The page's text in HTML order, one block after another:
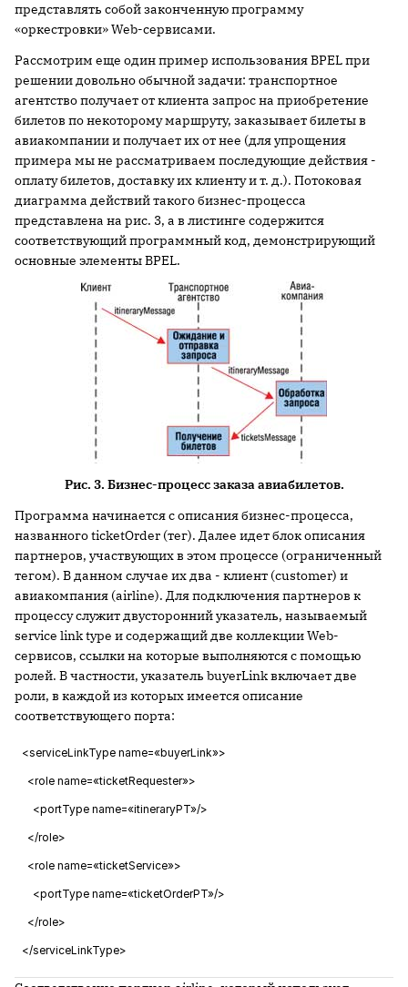
представлять собой законченную программу
«оркестровки» Web-сервисами.
Рассмотрим еще один пример использования BPEL при
решении довольно обычной задачи: транспортное
агентство получает от клиента запрос на приобретение
билетов по некоторому маршруту, заказывает билеты в
авиакомпании и получает их от нее (для упрощения
примера мы не рассматриваем последующие действия -
оплату билетов, доставку их клиенту и т. д.). Потоковая
диаграмма действий такого бизнес-процесса
представлена на рис. 3, а в листинге содержится
соответствующий программный код, демонстрирующий
основные элементы BPEL.
Рис. 3. Бизнес-процесс заказа авиабилетов.
Программа начинается с описания бизнес-процесса,
названного ticketOrder (тег). Далее идет блок описания
партнеров, участвующих в этом процессе (ограниченный
тегом). В данном случае их два - клиент (customer) и
авиакомпания (airline). Для подключения партнеров к
процессу служит двусторонний указатель, называемый
service link type и содержащий две коллекции Web-
сервисов, ссылки на которые выполняются с помощью
ролей. В частности, указатель buyerLink включает две
роли, в каждой из которых имеется описание
соответствующего порта:
<serviceLinkType name=«buyerLink»>
<role name=«ticketRequester»>
<portType name=«itineraryPT»/>
</role>
<role name=«ticketService»>
<portType name=«ticketOrderPT»/>
</role>
</serviceLinkType>